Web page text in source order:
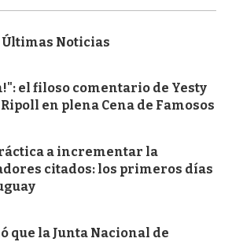
Últimas Noticias
el filoso comentario de Yesty
en plena Cena de Famosos
a incrementar la
citados: los primeros días
que la Junta Nacional de